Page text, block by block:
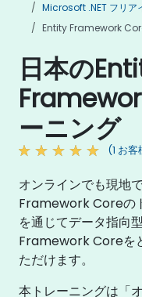
Microsoft .NET フリア
Entity Framework
日本の
ーニング
(1 お客
オンラインでも現地
Framework Coreの
を通じてデータ指向
Framework Coreを
ただけます。
本トレーニングは「